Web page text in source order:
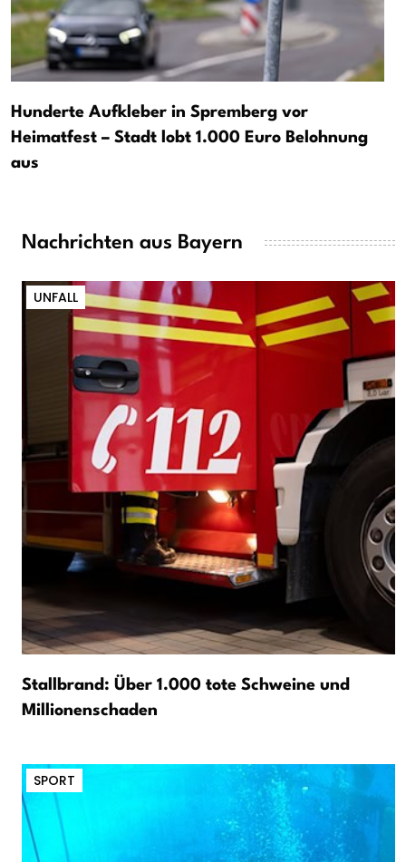
Hunderte Aufkleber in Spremberg vor
Heimatfest – Stadt lobt 1.000 Euro Belohnung
aus
Nachrichten aus Bayern
UNFALL
Stallbrand: Über 1.000 tote Schweine und
Millionenschaden
SPORT